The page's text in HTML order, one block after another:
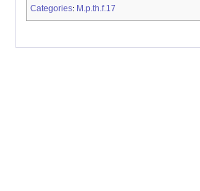
Categories: M.p.th.f.17